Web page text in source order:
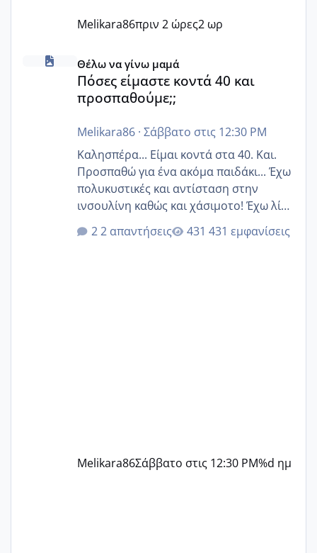
Melikara86πριν 2 ώρες2 ωρ
Πόσες είμαστε κοντά 40 και προσπαθούμε;;
Θέλω να γίνω μαμά
Πόσες είμαστε κοντά 40 και
προσπαθούμε;;
Melikara86· Σάββατο στις 12:30 PM
Καλησπέρα... Είμαι κοντά στα 40. Και.
Προσπαθώ για ένα ακόμα παιδάκι... Έχω
πολυκυστικές και αντίσταση στην
ινσουλίνη καθώς και χάσιμοτο! Έχω λίγα
κιλά παραπάνω και όσο κ αν προσπαθώ
δεν χάνω εύκολα! Προσπαθώ για ακόμη
2 απαντήσεις 431 εμφανίσεις
Melikara86Σάββατο στις 12:30 PM%d ημ